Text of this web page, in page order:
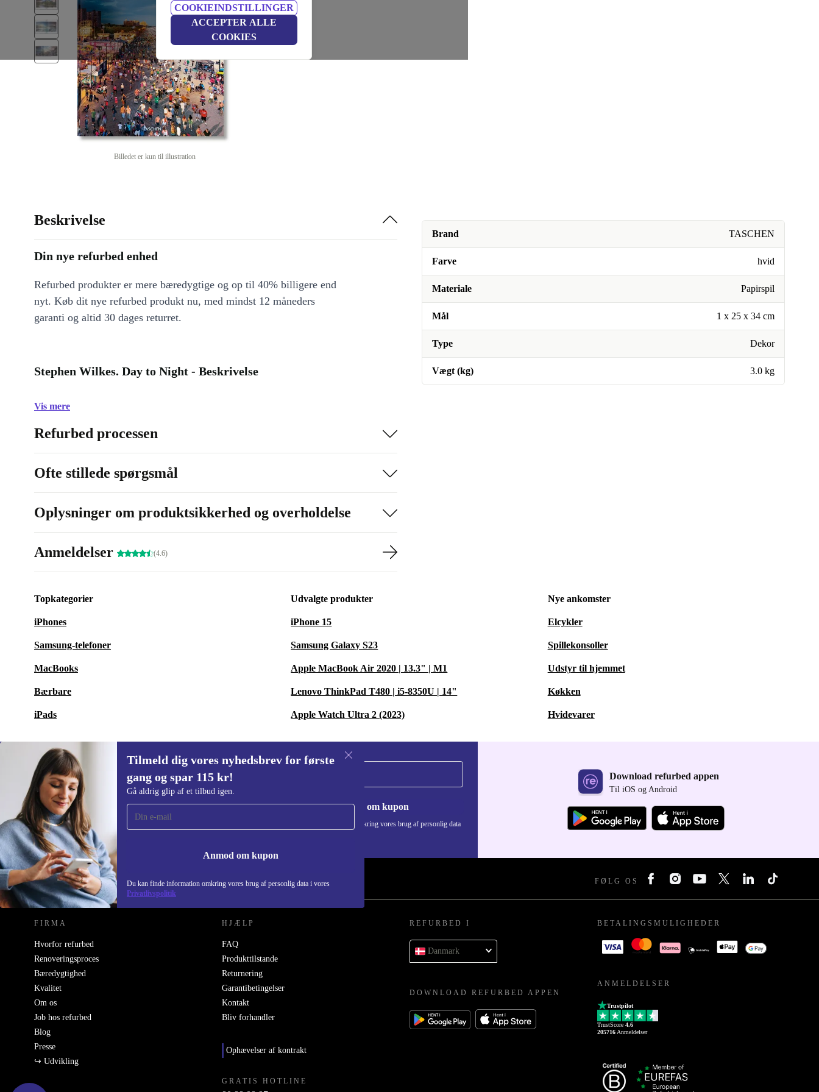
COOKIEINDSTILLINGER
ACCEPTER ALLE
COOKIES
Billedet er kun til illustration
Brand TASCHEN
Farve hvid
Materiale Papirspil
Mål 1 x 25 x 34 cm
Type Dekor
Vægt (kg) 3.0 kg
Beskrivelse
Din nye refurbed enhed
Refurbed produkter er mere bæredygtige og op til 40% billigere end
nyt. Køb dit nye refurbed produkt nu, med mindst 12 måneders
garanti og altid 30 dages returret.
Stephen Wilkes. Day to Night - Beskrivelse
Vis mere
Refurbed processen
Ofte stillede spørgsmål
Oplysninger om produktsikkerhed og overholdelse
Anmeldelser (4.6)
Topkategorier
iPhones
Samsung-telefoner
MacBooks
Bærbare
iPads
Udvalgte produkter
iPhone 15
Samsung Galaxy S23
Apple MacBook Air 2020 | 13.3" | M1
Lenovo ThinkPad T480 | i5-8350U | 14"
Apple Watch Ultra 2 (2023)
Nye ankomster
Elcykler
Spillekonsoller
Udstyr til hjemmet
Køkken
Hvidevarer
Tilmeld dig vores nyhedsbrev for første
gang og spar 115 kr!
Gå aldrig glip af et tilbud igen.
Anmod om kupon
Du kan finde information omkring vores brug af personlig data i vores
Privatlivspolitik
Tilmeld dig vores nyhedsbrev for første
gang og spar 115 kr!
Gå aldrig glip af et tilbud igen.
Anmod om kupon
Du kan finde information omkring vores brug af personlig data
Download refurbed appen
Til iOS og Android
REFURBED DANMARK - RETHINK NEW. FØLG OS
FIRMA
Hvorfor refurbed
Renoveringsproces
Bæredygtighed
Kvalitet
Om os
Job hos refurbed
Blog
Presse
↪ Udvikling
HJÆLP
FAQ
Produkttilstande
Returnering
Garantibetingelser
Kontakt
Bliv forhandler
Ophævelser af kontrakt
GRATIS HOTLINE
REFURBED I
Danmark
DOWNLOAD REFURBED APPEN
BETALINGSMULIGHEDER
ANMELDELSER
Trustpilot
TrustScore 4.6
205716 Anmeldelser